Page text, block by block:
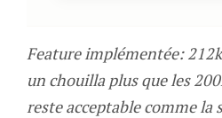
Feature implémentée:
un chouilla plus que les
reste acceptable comme la